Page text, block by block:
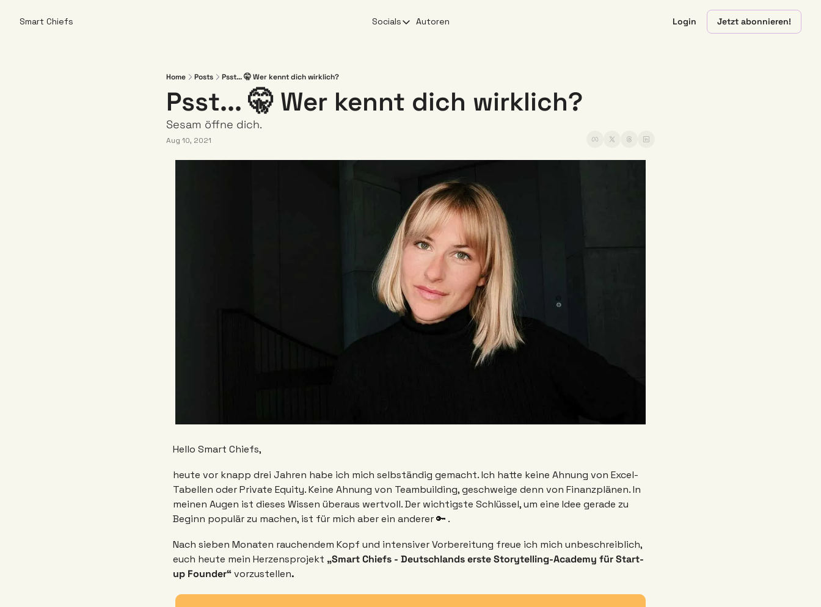
Smart Chiefs Socials
Socials
Linkedin
Autoren Login Jetzt abonnieren!
Home Posts Psst... 🤫 Wer kennt dich wirklich?
Psst... 🤫 Wer kennt dich wirklich?
Sesam öffne dich.
Aug 10, 2021
Hello Smart Chiefs,
heute vor knapp drei Jahren habe ich mich selbständig gemacht. Ich hatte keine Ahnung von Excel-
Tabellen oder Private Equity. Keine Ahnung von Teambuilding, geschweige denn von Finanzplänen. In
meinen Augen ist dieses Wissen überaus wertvoll. Der wichtigste Schlüssel, um eine Idee gerade zu
Beginn populär zu machen, ist für mich aber ein anderer 🔑 .
Nach sieben Monaten rauchendem Kopf und intensiver Vorbereitung freue ich mich unbeschreiblich,
euch heute mein Herzensprojekt „Smart Chiefs - Deutschlands erste Storytelling-Academy für Start-
up Founder“ vorzustellen.